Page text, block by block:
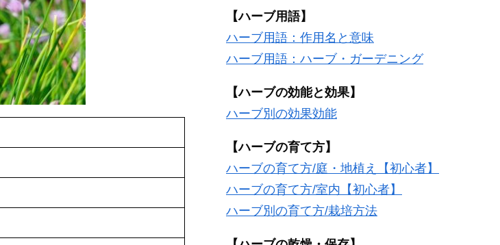
【ハーブ用語】
ハーブ用語：作用名と意味
ハーブ用語：ハーブ・ガーデニング
【ハーブの効能と効果】
ハーブ別の効果効能
【ハーブの育て方】
ハーブの育て方/庭・地植え【初心者】
ハーブの育て方/室内【初心者】
ハーブ別の育て方/栽培方法